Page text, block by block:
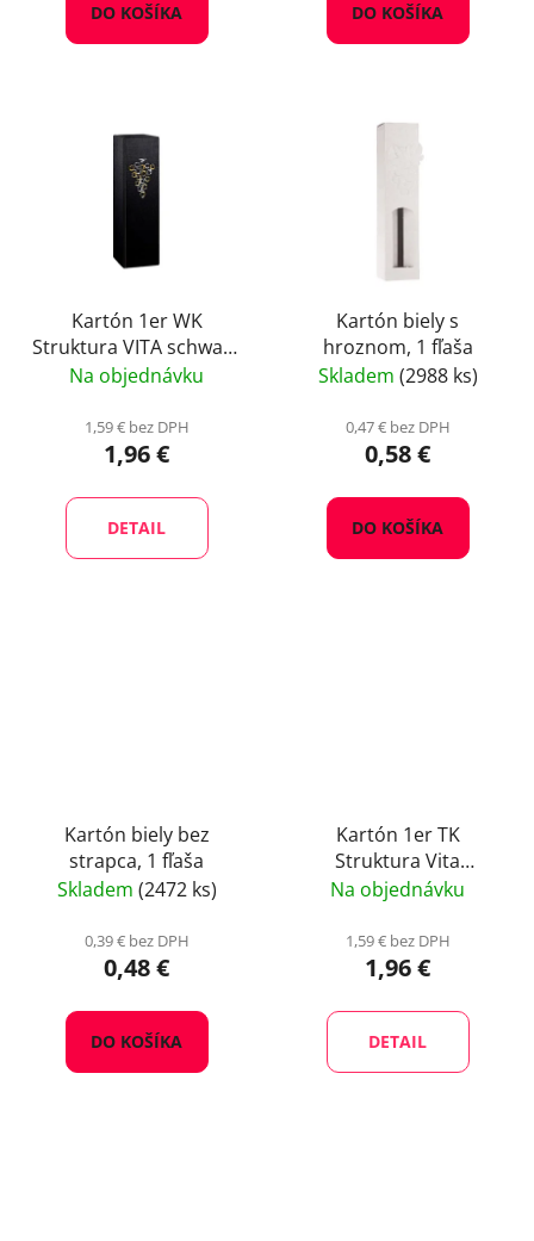
DO KOŠÍKA DO KOŠÍKA
Kartón 1er WK
Struktura VITA schwarz
duo
Na objednávku
1,59 € bez DPH
1,96 €
DETAIL
Kartón biely s
hroznom, 1 fľaša
Skladem (2988 ks)
0,47 € bez DPH
0,58 €
DO KOŠÍKA
Kartón biely bez
strapca, 1 fľaša
Skladem (2472 ks)
0,39 € bez DPH
0,48 €
DO KOŠÍKA
Kartón 1er TK
Struktura Vita
Bordeaux mit Fenster
Na objednávku
1,59 € bez DPH
1,96 €
DETAIL